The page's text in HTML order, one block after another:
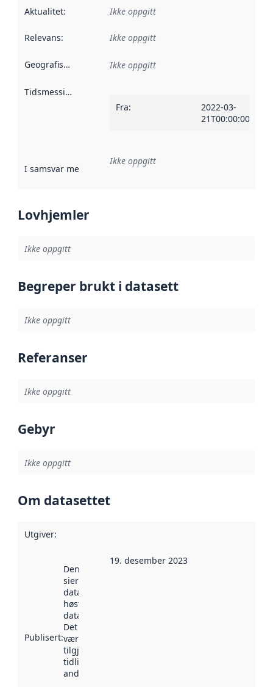
Aktualitet: Ikke oppgitt
Relevans: Ikke oppgitt
Geografisk avgrensning :
Ikke oppgitt
Tidsmessig avgrensning
Fra:
2022-03-
21T00:00:00Z
I samsvar med Referanse til en implementasjonsregel
Ikke oppgitt
Lovhjemler
Ikke oppgitt
Begreper brukt i datasett
Ikke oppgitt
Referanser
Ikke oppgitt
Gebyr
Ikke oppgitt
Om datasettet
Utgiver:
Publisert:
Denne datoen
sier når
datasettet ble
høstet av
data.norge.no.
Det kan ha
vært
tilgjengelig
tidligere
andre steder.
19. desember 2023